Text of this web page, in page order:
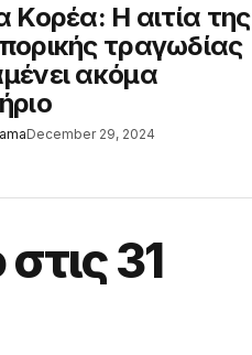
Κορέα: Η αιτία της
τραγωδίας
ακόμα
December 29, 2024
31